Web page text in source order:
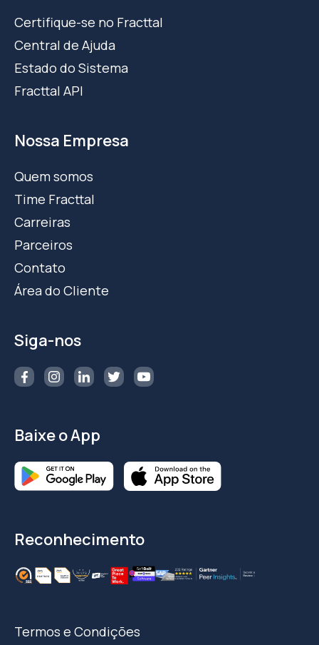
Certifique-se no Fracttal
Central de Ajuda
Estado do Sistema
Fracttal API
Nossa Empresa
Quem somos
Time Fracttal
Carreiras
Parceiros
Contato
Área do Cliente
Siga-nos
Baixe o App
Reconhecimento
Termos e Condições